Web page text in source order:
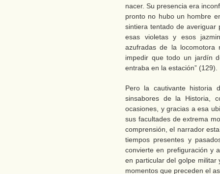
nacer. Su presencia era
pronto no hubo un hombre
sintiera tentado de averiguar
esas violetas y esos
azufradas de la locomotora
impedir que todo un jardín
entraba en la estación” (129).
Pero la cautivante historia
sinsabores de la Historia,
ocasiones, y gracias a esa
sus facultades de extrema
comprensión, el narrador
tiempos presentes y
convierte en prefiguración y
en particular del golpe militar
momentos que preceden el